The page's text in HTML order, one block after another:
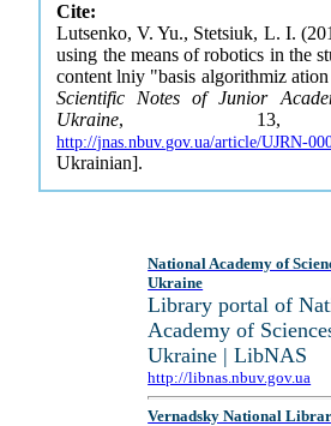
Cite:
Lutsenko, V. Yu., Stetsiuk, L. I.
using the means of robotics in the
content lniy "basis algorithmiz
Scientific Notes of Junior
Ukraine, 13,
http://jnas.nbuv.gov.ua/article/UJRN-
Ukrainian].
National Academy of
Ukraine
Library portal of
Academy of
Ukraine | LibNAS
http://libnas.nbuv.gov.ua
Vernadsky National